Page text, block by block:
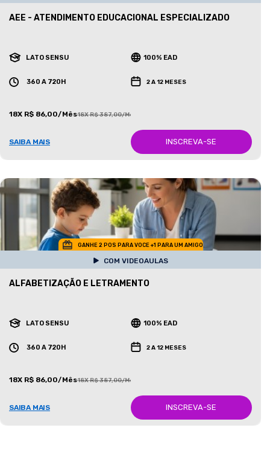
AEE - ATENDIMENTO EDUCACIONAL ESPECIALIZADO
LATO SENSU 100% EAD
360 A 720H 2 A 12 MESES
18X R$ 86,00/Mês18X R$ 387,00/Mês
SAIBA MAIS INSCREVA-SE
GANHE 2 POS PARA VOCE +1 PARA UM AMIGO
COM VIDEOAULAS
ALFABETIZAÇÃO E LETRAMENTO
LATO SENSU 100% EAD
360 A 720H 2 A 12 MESES
18X R$ 86,00/Mês18X R$ 387,00/Mês
SAIBA MAIS INSCREVA-SE